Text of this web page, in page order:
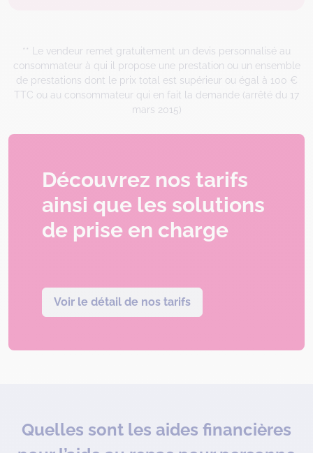
** Le vendeur remet gratuitement un devis personnalisé au
consommateur à qui il propose une prestation ou un ensemble
de prestations dont le prix total est supérieur ou égal à 100 €
TTC ou au consommateur qui en fait la demande (arrêté du 17
mars 2015)
Découvrez nos tarifs
ainsi que les solutions
de prise en charge
Voir le détail de nos tarifs
Quelles sont les aides financières